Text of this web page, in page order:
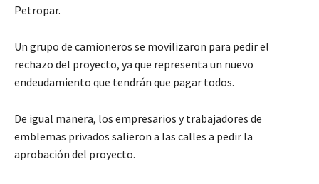
Petropar.
Un grupo de camioneros se movilizaron para pedir el
rechazo del proyecto, ya que representa un nuevo
endeudamiento que tendrán que pagar todos.
De igual manera, los empresarios y trabajadores de
emblemas privados salieron a las calles a pedir la
aprobación del proyecto.